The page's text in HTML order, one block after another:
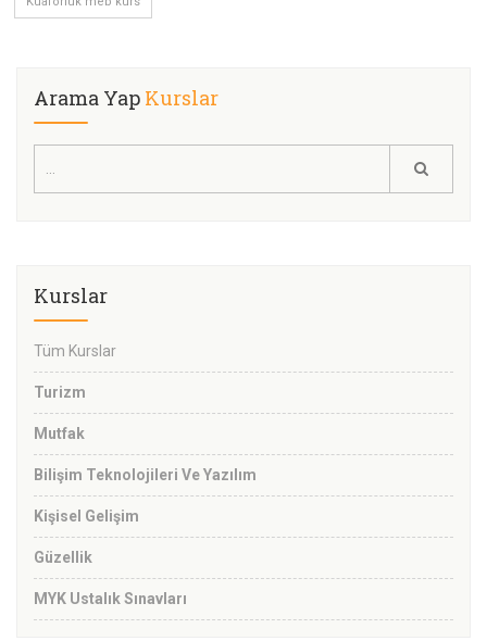
Arama Yap Kurslar
Kurslar
Tüm Kurslar
Turizm
Mutfak
Bilişim Teknolojileri Ve Yazılım
Kişisel Gelişim
Güzellik
MYK Ustalık Sınavları